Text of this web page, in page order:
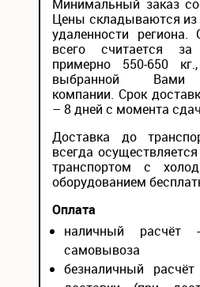
Минимальный заказ
Цены складываются из
удаленности
всего считается
примерно 550-650
выбранной Вами
компании. Срок
– 8 дней с момента
Доставка до
всегда
транспортом с
оборудованием
Оплата
наличный расчёт
самовывоза
безналичный